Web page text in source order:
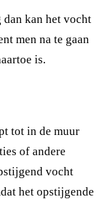
kan het vocht
men na te gaan
is.
tot in de muur
of andere
vocht
het opstijgende